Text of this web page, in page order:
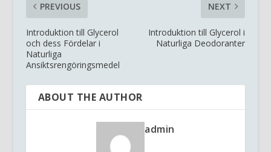
PREVIOUS
Introduktion till Glycerol
och dess Fördelar i
Naturliga
Ansiktsrengöringsmedel
NEXT
Introduktion till Glycerol i
Naturliga Deodoranter
ABOUT THE AUTHOR
admin